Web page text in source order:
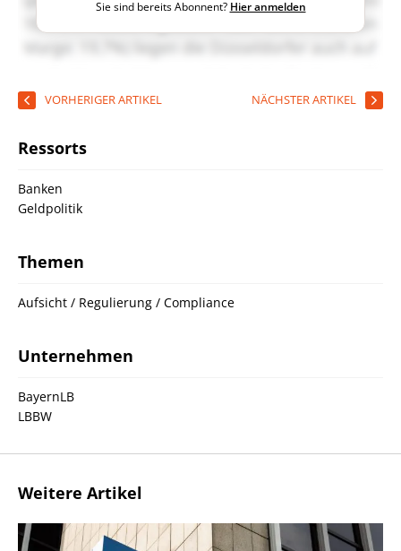
Sie sind bereits Abonnent? Hier anmelden
VORHERIGER ARTIKEL NÄCHSTER ARTIKEL
Ressorts
Banken
Geldpolitik
Themen
Aufsicht / Regulierung / Compliance
Unternehmen
BayernLB
LBBW
Weitere Artikel